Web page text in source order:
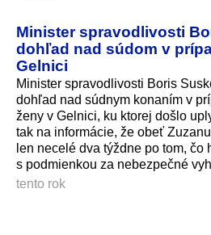
Minister spravodlivosti
dohľad nad súdom v
Gelnici
Minister spravodlivosti Boris
dohľad nad súdnym konaním v
ženy v Gelnici, ku ktorej došlo
tak na informácie, že obeť
len necelé dva týždne po tom, čo
s podmienkou za nebezpečné
tento rok